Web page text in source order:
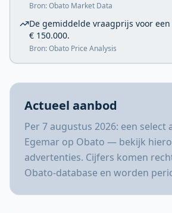
Bron: Obato Market Data
De gemiddelde vraagprijs voor
€ 150.000.
Bron: Obato Price Analysis
Actueel aanbod
Per 7 augustus 2026: een select
Egemar op Obato — bekijk
advertenties. Cijfers komen
Obato-database en worden